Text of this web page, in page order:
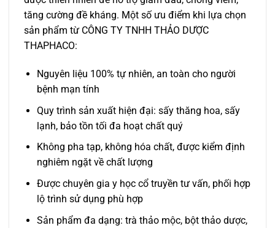
tăng cường đề kháng. Một số ưu điểm khi lựa chọn
sản phẩm từ CÔNG TY TNHH THẢO DƯỢC
THAPHACO:
Nguyên liệu 100% tự nhiên, an toàn cho người
bệnh mạn tính
Quy trình sản xuất hiện đại: sấy thăng hoa, sấy
lạnh, bảo tồn tối đa hoạt chất quý
Không pha tạp, không hóa chất, được kiểm định
nghiêm ngặt về chất lượng
Được chuyên gia y học cổ truyền tư vấn, phối hợp
lộ trình sử dụng phù hợp
Sản phẩm đa dạng: trà thảo mộc, bột thảo dược,